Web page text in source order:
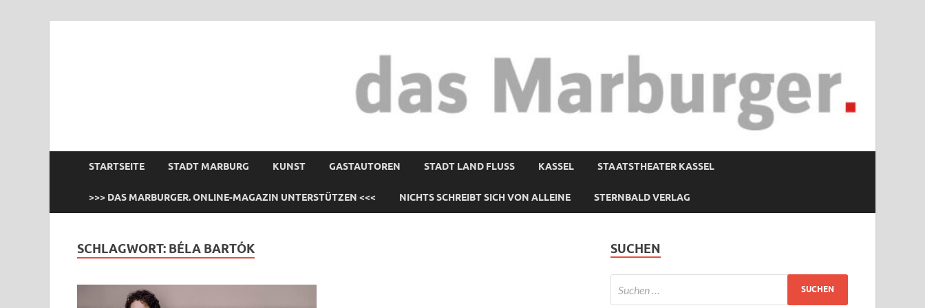
STARTSEITE STADT MARBURG KUNST GASTAUTOREN STADT LAND FLUSS KASSEL STAATSTHEATER KASSEL
>>> DAS MARBURGER. ONLINE-MAGAZIN UNTERSTÜTZEN <<< NICHTS SCHREIBT SICH VON ALLEINE STERNBALD VERLAG
SCHLAGWORT: BÉLA BARTÓK SUCHEN